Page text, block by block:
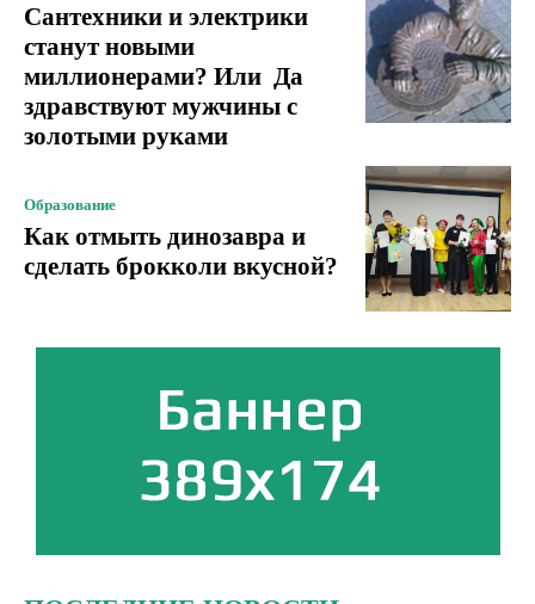
Сантехники и электрики
станут новыми
миллионерами? Или Да
здравствуют мужчины с
золотыми руками
Образование
Как отмыть динозавра и
сделать брокколи вкусной?